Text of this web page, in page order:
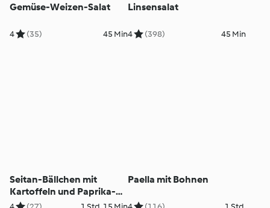
Gemüse-Weizen-Salat
4 (35) 45 Min
Linsensalat
4 (398) 45 Min
Seitan-Bällchen mit
Kartoffeln und Paprika-
Curry-Sauce
Paella mit Bohnen